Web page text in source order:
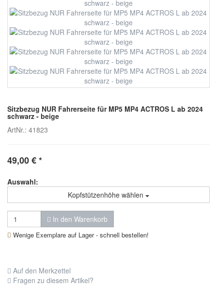
Sitzbezug NUR Fahrerseite für MP5 MP4 ACTROS L ab 2024
schwarz - beige
ArtNr.: 41823
49,00€*
Auswahl:
Kopfstützenhöhe wählen
In den Warenkorb
Wenige Exemplare auf Lager - schnell bestellen!
Auf den Merkzettel
Fragen zu diesem Artikel?